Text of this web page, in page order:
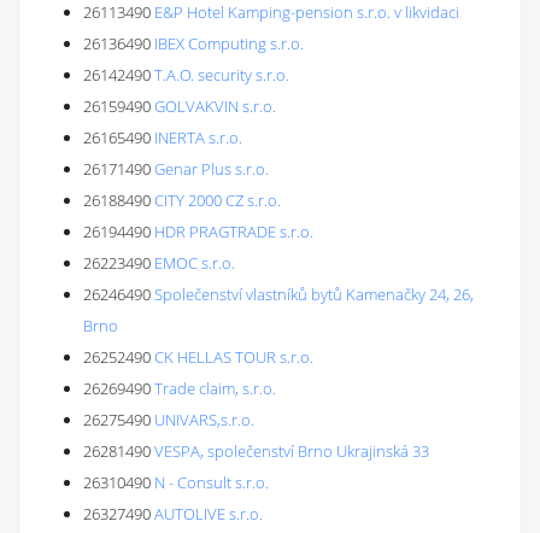
26113490 E&P Hotel Kamping-pension s.r.o. v likvidaci
26136490 IBEX Computing s.r.o.
26142490T.A.O. security s.r.o.
26159490GOLVAKVIN s.r.o.
26165490 INERTA s.r.o.
26171490Genar Plus s.r.o.
26188490CITY 2000 CZ s.r.o.
26194490 HDR PRAGTRADE s.r.o.
26223490 EMOC s.r.o.
26246490Společenství vlastníků bytů Kamenačky 24, 26,
Brno
26252490CK HELLAS TOUR s.r.o.
26269490Trade claim, s.r.o.
26275490 UNIVARS,s.r.o.
26281490VESPA, společenství Brno Ukrajinská 33
26310490 N - Consult s.r.o.
26327490AUTOLIVE s.r.o.